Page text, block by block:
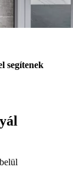
segítenek